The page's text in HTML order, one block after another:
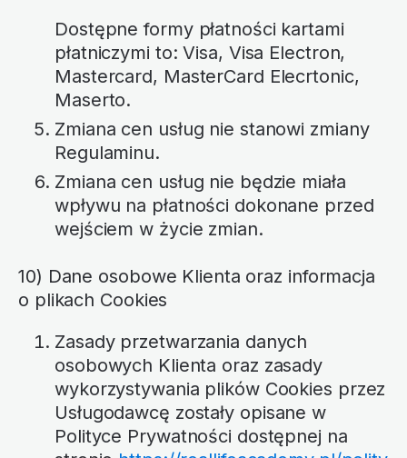
Dostępne formy płatności kartami
płatniczymi to: Visa, Visa Electron,
Mastercard, MasterCard Elecrtonic,
Maserto.
Zmiana cen usług nie stanowi zmiany
Regulaminu.
Zmiana cen usług nie będzie miała
wpływu na płatności dokonane przed
wejściem w życie zmian.
10) Dane osobowe Klienta oraz informacja
o plikach Cookies
Zasady przetwarzania danych
osobowych Klienta oraz zasady
wykorzystywania plików Cookies przez
Usługodawcę zostały opisane w
Polityce Prywatności dostępnej na